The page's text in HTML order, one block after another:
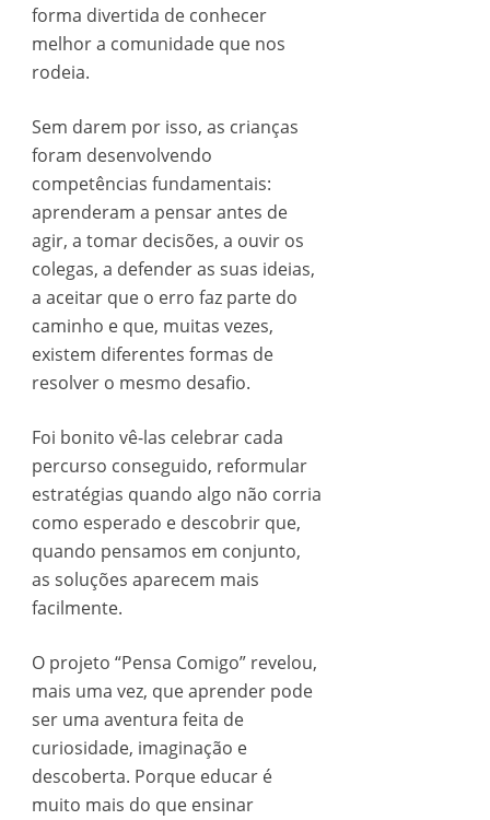
forma divertida de conhecer
melhor a comunidade que nos
rodeia.
Sem darem por isso, as crianças
foram desenvolvendo
competências fundamentais:
aprenderam a pensar antes de
agir, a tomar decisões, a ouvir os
colegas, a defender as suas ideias,
a aceitar que o erro faz parte do
caminho e que, muitas vezes,
existem diferentes formas de
resolver o mesmo desafio.
Foi bonito vê-las celebrar cada
percurso conseguido, reformular
estratégias quando algo não corria
como esperado e descobrir que,
quando pensamos em conjunto,
as soluções aparecem mais
facilmente.
O projeto “Pensa Comigo” revelou,
mais uma vez, que aprender pode
ser uma aventura feita de
curiosidade, imaginação e
descoberta. Porque educar é
muito mais do que ensinar